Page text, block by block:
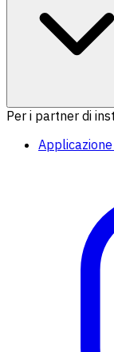
Per i partner di
Applicazione